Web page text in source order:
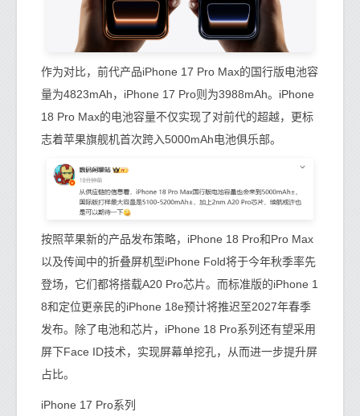
作为对比，前代产品iPhone 17 Pro Max的国行版电池容
量为4823mAh，iPhone 17 Pro则为3988mAh。iPhone
18 Pro Max的电池容量不仅实现了对前代的超越，更标
志着苹果旗舰机首次跨入5000mAh电池俱乐部。
按照苹果新的产品发布策略，iPhone 18 Pro和Pro Max
以及传闻中的折叠屏机型iPhone Fold将于今年秋季率先
登场，它们都将搭载A20 Pro芯片。而标准版的iPhone 1
8和定位更亲民的iPhone 18e预计将推迟至2027年春季
发布。除了电池和芯片，iPhone 18 Pro系列还有望采用
屏下Face ID技术，实现屏幕单挖孔，从而进一步提升屏
占比。
iPhone 17 Pro系列